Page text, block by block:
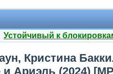
Устойчивый к
Кристина
Ариэль (2024)